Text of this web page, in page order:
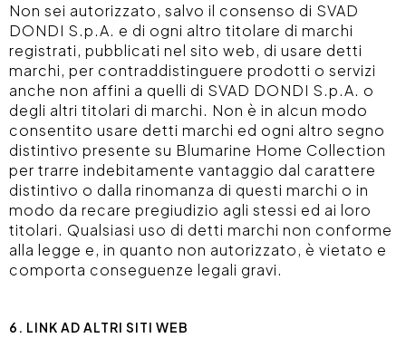
Non sei autorizzato, salvo il consenso di SVAD
DONDI S.p.A. e di ogni altro titolare di marchi
registrati, pubblicati nel sito web, di usare detti
marchi, per contraddistinguere prodotti o servizi
anche non affini a quelli di SVAD DONDI S.p.A. o
degli altri titolari di marchi. Non è in alcun modo
consentito usare detti marchi ed ogni altro segno
distintivo presente su Blumarine Home Collection
per trarre indebitamente vantaggio dal carattere
distintivo o dalla rinomanza di questi marchi o in
modo da recare pregiudizio agli stessi ed ai loro
titolari. Qualsiasi uso di detti marchi non conforme
alla legge e, in quanto non autorizzato, è vietato e
comporta conseguenze legali gravi.
6. LINK AD ALTRI SITI WEB